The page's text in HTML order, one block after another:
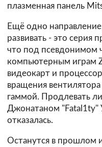
плазменная панель
Ещё одно
развивать - это серия
что под псевдонимом
компьютерным играм
видеокарт и
вращения
гаммой. Продлевать
Джонатаном "Fatal1ty"
отказалась.
Останутся в прошлом